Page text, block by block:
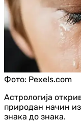
Фото: Pexels.com
Астрологија
природан начин
знака до знака.